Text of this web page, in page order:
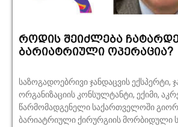
როდის შეიძლება
ბარიატრიული ოპერაცია?
საზოგადოებრივი ჯანდაცვის
ორგანიზაციის კონსულტანტი, ექიმი,
წარმომადგენელი საქართველოში
ბარიატრიული ქირურგიის მორბიდული